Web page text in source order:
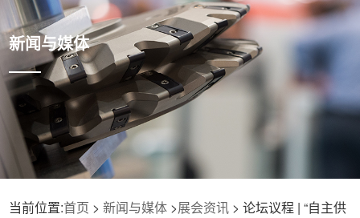
新闻与媒体
当前位置:首页 >新闻与媒体 >展会资讯 > 论坛议程 | “自主供